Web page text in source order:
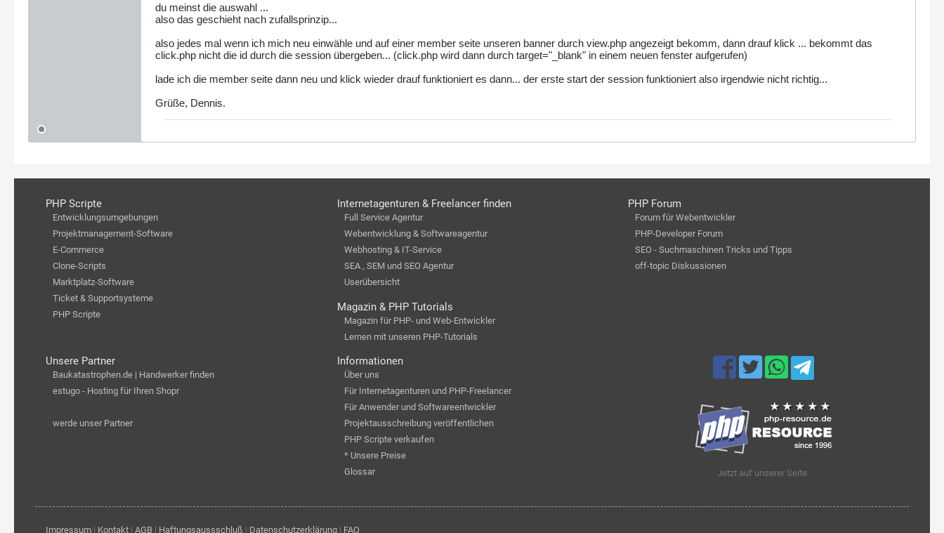
du meinst die auswahl ...
also das geschieht nach zufallsprinzip...
also jedes mal wenn ich mich neu einwähle und auf einer member seite unseren banner durch view.php angezeigt bekomm, dann drauf klick ... bekommt das
click.php nicht die id durch die session übergeben... (click.php wird dann durch target="_blank" in einem neuen fenster aufgerufen)
lade ich die member seite dann neu und klick wieder drauf funktioniert es dann... der erste start der session funktioniert also irgendwie nicht richtig...
Grüße, Dennis.
PHP Scripte
Entwicklungsumgebungen
Projektmanagement-Software
E-Commerce
Clone-Scripts
Marktplatz-Software
Ticket & Supportsysteme
PHP Scripte
Internetagenturen & Freelancer finden
Full Service Agentur
Webentwicklung & Softwareagentur
Webhosting & IT-Service
SEA , SEM und SEO Agentur
Userübersicht
Magazin & PHP Tutorials
Magazin für PHP- und Web-Entwickler
Lernen mit unseren PHP-Tutorials
PHP Forum
Forum für Webentwickler
PHP-Developer Forum
SEO - Suchmaschinen Tricks und Tipps
off-topic Diskussionen
Unsere Partner
Baukatastrophen.de | Handwerker finden
estugo - Hosting für Ihren Shopr
werde unser Partner
Informationen
Über uns
Für Internetagenturen und PHP-Freelancer
Für Anwender und Softwareentwickler
Projektausschreibung veröffentlichen
PHP Scripte verkaufen
* Unsere Preise
Glossar
Jetzt auf unserer Seite:
Impressum| Kontakt| AGB| Haftungsaussschluß | Datenschutzerklärung| FAQ